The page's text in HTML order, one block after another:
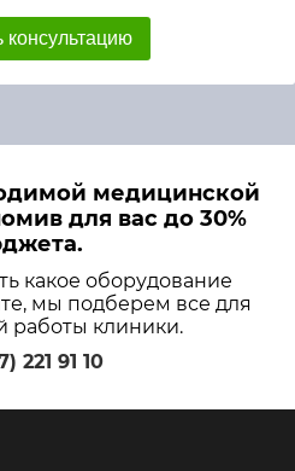
консультацию
медицинской
для вас до 30%
какое оборудование
мы подберем все для
работы клиники.
221 91 10